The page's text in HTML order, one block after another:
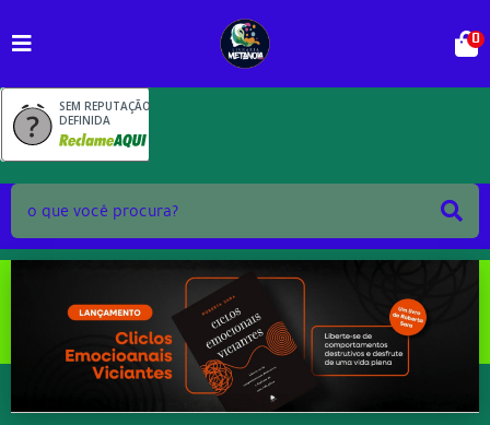
SEM REPUTAÇÃO
DEFINIDA
0